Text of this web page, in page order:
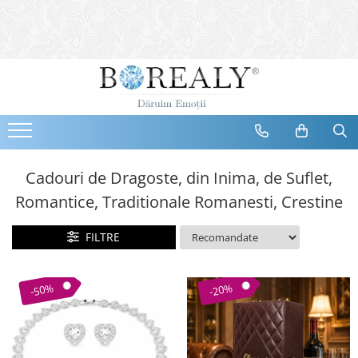
Bijuterii
Cercei
Bratari
Coliere
Seturi
Bijuterii Femei
Bijuterii Copii
Bijuterii Mirese
Selectii
Cadouri de Dragoste, din Inima, de Suflet,
Romantice, Traditionale Romanesti, Crestine
FILTRE
-50% -20%